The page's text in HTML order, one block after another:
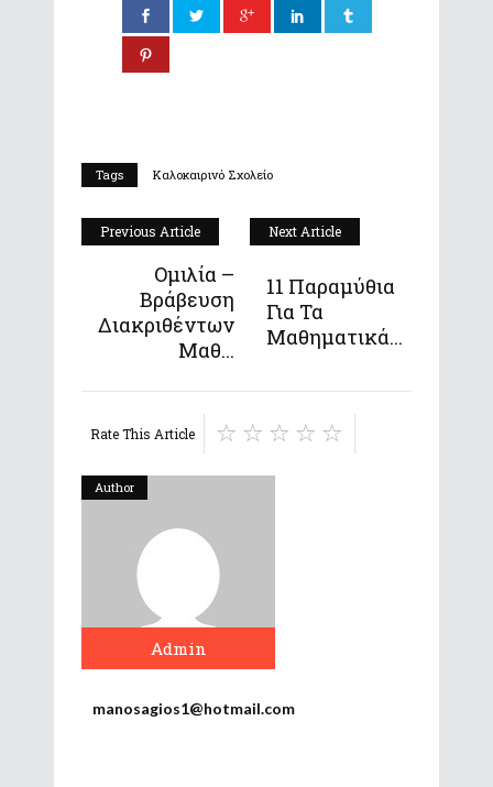
Tags Καλοκαιρινό Σχολείο
Previous Article
Ομιλία –
Βράβευση
Διακριθέντων
Μαθ...
Next Article
11 Παραμύθια
Για Τα
Μαθηματικά...
Rate This Article
Author
Admin
manosagios1@hotmail.com